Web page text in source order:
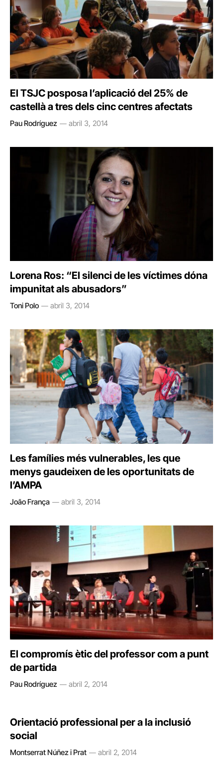
El TSJC posposa l’aplicació del 25% de
castellà a tres dels cinc centres afectats
Pau Rodríguez abril 3, 2014
Lorena Ros: “El silenci de les víctimes dóna
impunitat als abusadors”
Toni Polo abril 3, 2014
Les famílies més vulnerables, les que
menys gaudeixen de les oportunitats de
l’AMPA
João França abril 3, 2014
El compromís ètic del professor com a punt
de partida
Pau Rodríguez abril 2, 2014
Orientació professional per a la inclusió
social
Montserrat Núñez i Prat abril 2, 2014